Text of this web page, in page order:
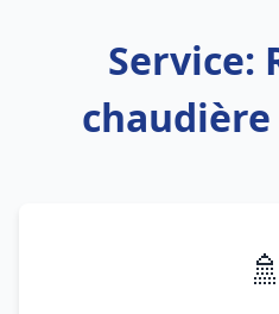
Service:
🚿